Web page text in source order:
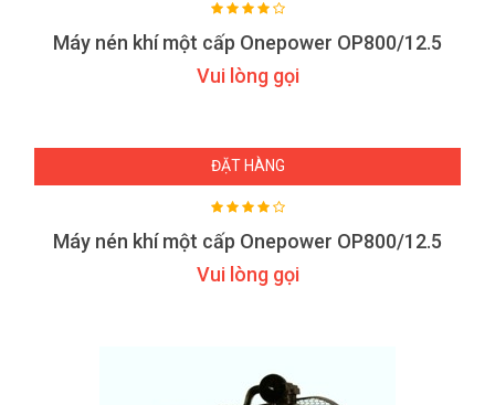
Máy nén khí một cấp Onepower OP800/12.5
Vui lòng gọi
ĐẶT HÀNG
Máy nén khí một cấp Onepower OP800/12.5
Vui lòng gọi